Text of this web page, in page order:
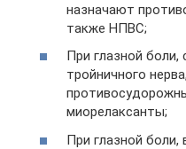
назначают
также НПВС;
При глазной боли,
тройничного
миорелаксанты;
При глазной боли,